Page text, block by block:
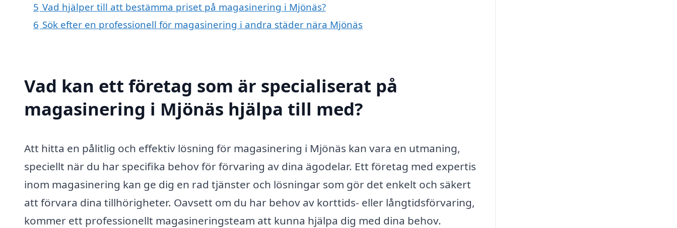
5 Vad hjälper till att bestämma priset på magasinering i Mjönäs?
6 Sök efter en professionell för magasinering i andra städer nära Mjönäs
Vad kan ett företag som är specialiserat på
magasinering i Mjönäs hjälpa till med?
Att hitta en pålitlig och effektiv lösning för magasinering i Mjönäs kan vara en utmaning,
speciellt när du har specifika behov för förvaring av dina ägodelar. Ett företag med expertis
inom magasinering kan ge dig en rad tjänster och lösningar som gör det enkelt och säkert
att förvara dina tillhörigheter. Oavsett om du har behov av korttids- eller långtidsförvaring,
kommer ett professionellt magasineringsteam att kunna hjälpa dig med dina behov.